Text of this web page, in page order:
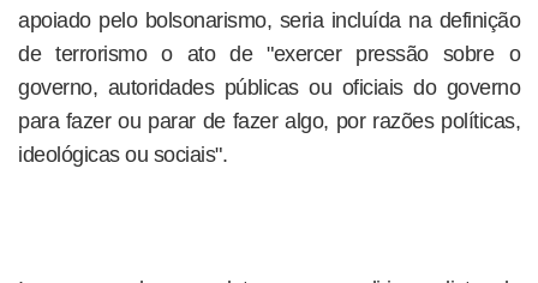
apoiado pelo bolsonarismo, seria incluída na definição
de terrorismo o ato de "exercer pressão sobre o
governo, autoridades públicas ou oficiais do governo
para fazer ou parar de fazer algo, por razões políticas,
ideológicas ou sociais".